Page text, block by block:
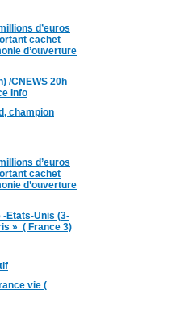
d’euros
cachet
d’ouverture
/CNEWS 20h
Info
champion
d’euros
cachet
d’ouverture
-Etats-Unis (3-
» ( France 3)
vie (